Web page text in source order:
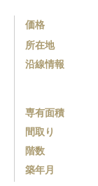
価格
所在地
沿線情報
専有面積
間取り
階数
築年月